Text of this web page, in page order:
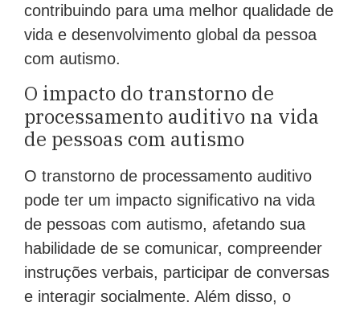
contribuindo para uma melhor qualidade de
vida e desenvolvimento global da pessoa
com autismo.
O impacto do transtorno de
processamento auditivo na vida
de pessoas com autismo
O transtorno de processamento auditivo
pode ter um impacto significativo na vida
de pessoas com autismo, afetando sua
habilidade de se comunicar, compreender
instruções verbais, participar de conversas
e interagir socialmente. Além disso, o